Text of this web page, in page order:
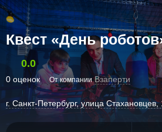
Квест «День
0.0
0 оценок От компании Взаперти
г. Санкт-Петербург, улица Стахановцев,